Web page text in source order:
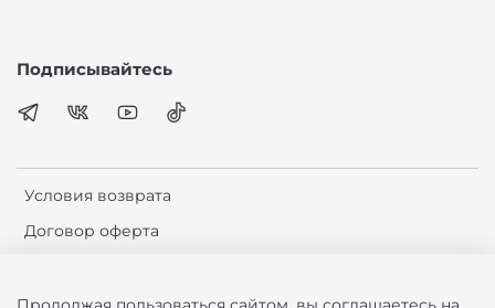
Условия возврата
Договор оферта
Сотрудничество
Подписывайтесь